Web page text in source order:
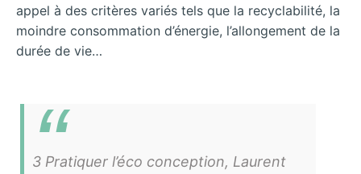
appel à des critères variés tels que la recyclabilité, la
moindre consommation d’énergie, l’allongement de la
durée de vie…
3 Pratiquer l’éco conception, Laurent